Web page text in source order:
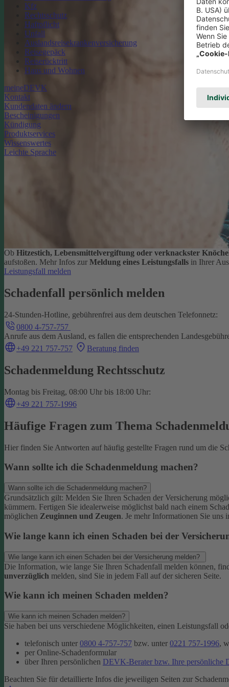
Kfz
Rechtsschutz
Haftpflicht
Unfall
Auslandsreisekrankenversicherung
Reisegepäck
Reiserücktritt
Haus und Wohnen
meineDEVK
Kontakt
Kundendaten ändern
Bescheinigungen
Kündigung
Produktservices
Wissenswertes
Leichte Sprache
Ob Hitzestich, Lebensmittelvergiftung oder verknackster
aufstoßen. Mehr Infos zur Meldung eines Leistungsfalls in Ihrer
Leistungsfall melden
Schadenfall persönlich melden
24-Stunden-Hotline, gebührenfrei aus dem deutschen Telefonnetz:
0800 4-757-757
Anrufe aus dem Ausland, es fallen die entsprechenden
+49 221 757-757
Beratung finden
Schadenmeldung Rechtsschutz
Montag bis Freitag, 08:00 Uhr bis 18:00 Uhr:
+49 221 757-1996
Häufige Fragen zum Thema
Hier finden Sie Antworten auf häufig gestellte Fragen rund um die
Wann sollte ich die Schadenmeldung machen?
Wann sollte ich die Schadenmeldung machen?
Grundsätzlich gilt: Melden Sie Ihren Schaden der Versicherung
kümmern. Fertigen Sie idealerweise möglichst bald nach einem
möglichen Zeuginnen und Zeugen. Je mehr Informationen Sie uns
Wie lange kann ich einen Schaden bei der
Wie lange kann ich einen Schaden bei der Versicherung melden?
Die Information, wie lange Sie Ihren Schadenfall melden können,
unverzüglich melden, sind Sie in jedem Fall auf der sicheren Seite.
Wie kann ich meinen Schaden melden?
Wie kann ich meinen Schaden melden?
Sie haben bei uns verschiedene Möglichkeiten, einen Leistungsfall
telefonisch unter 0800 4-757-757 bzw. unter 0221 757-1996,
per Online-Schadenformular
über Ihren persönlichen DEVK-Berater bzw. Ihre persönliche
Beachten Sie für detaillierte Infos die jeweiligen Seiten zur